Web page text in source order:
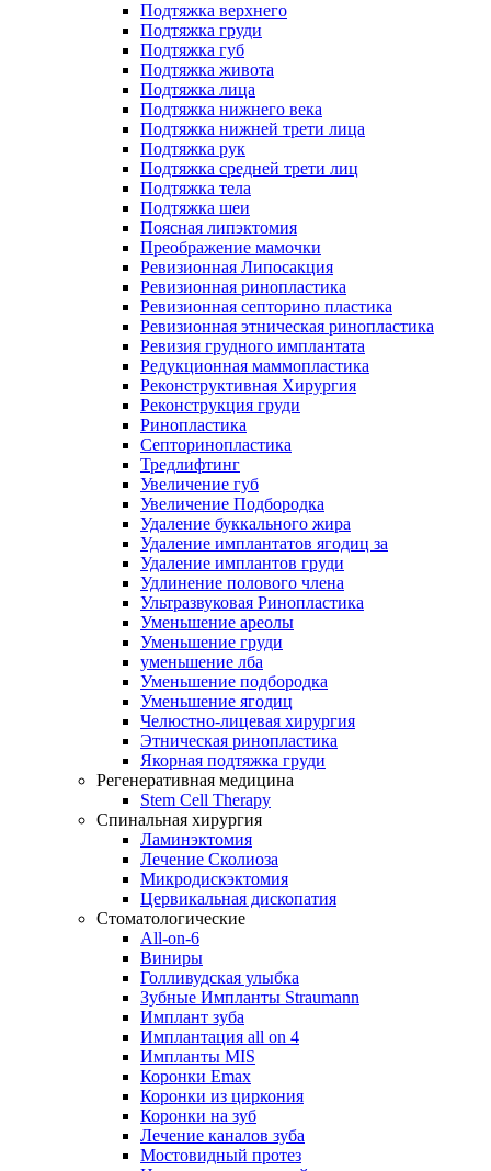
Подтяжка верхнего
Подтяжка груди
Подтяжка губ
Подтяжка живота
Подтяжка лица
Подтяжка нижнего века
Подтяжка нижней трети лица
Подтяжка рук
Подтяжка средней трети лиц
Подтяжка тела
Подтяжка шеи
Поясная липэктомия
Преображение мамочки
Ревизионная Липосакция
Ревизионная ринопластика
Ревизионная септорино пластика
Ревизионная этническая ринопластика
Ревизия грудного имплантата
Редукционная маммопластика
Реконструктивная Хирургия
Реконструкция груди
Ринопластика
Септоринопластика
Тредлифтинг
Увеличение губ
Увеличение Подбородка
Удаление буккального жира
Удаление имплантатов ягодиц за
Удаление имплантов груди
Удлинение полового члена
Ультразвуковая Ринопластика
Уменьшение ареолы
Уменьшение груди
уменьшение лба
Уменьшение подбородка
Уменьшение ягодиц
Челюстно-лицевая хирургия
Этническая ринопластика
Якорная подтяжка груди
Регенеративная медицина
Stem Cell Therapy
Спинальная хирургия
Ламинэктомия
Лечение Сколиоза
Микродискэктомия
Цервикальная дископатия
Стоматологические
All-on-6
Виниры
Голливудская улыбка
Зубные Импланты Straumann
Имплант зуба
Имплантация all on 4
Импланты MIS
Коронки Emax
Коронки из циркония
Коронки на зуб
Лечение каналов зуба
Мостовидный протез